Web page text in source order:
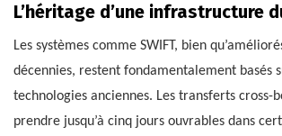
L’héritage d’une infrastructure
Les systèmes comme SWIFT, bien
décennies, restent fondamentalement basés
technologies anciennes. Les transferts cross-
prendre jusqu’à cinq jours ouvrables dans